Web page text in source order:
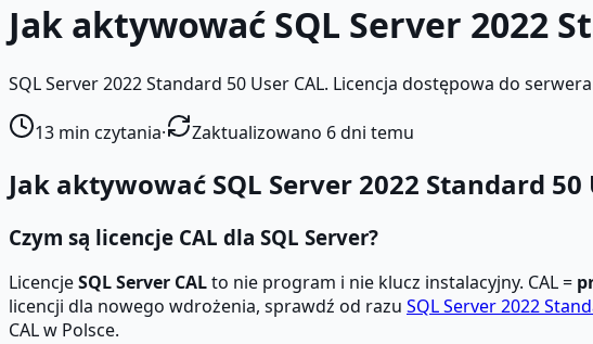
Jak aktywować SQL Server 2022
SQL Server 2022 Standard 50 User CAL. Licencja dostępowa do
13 min czytania· Zaktualizowano 6 dni temu
Jak aktywować SQL Server 2022 Standard
Czym są licencje CAL dla SQL Server?
LicencjeSQL Server CALto nie program i nie klucz instalacyjny. CAL =
licencji dla nowego wdrożenia, sprawdź od razu SQL Server 2022
CAL w Polsce.